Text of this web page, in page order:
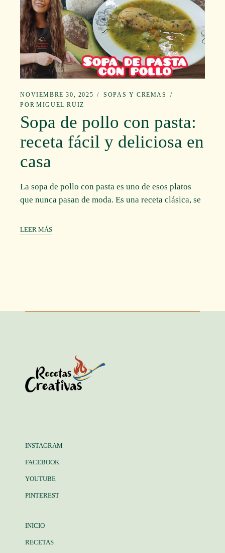
NOVIEMBRE 30, 2025
SOPAS Y CREMAS
POR MIGUEL RUIZ
Sopa de pollo con pasta:
receta fácil y deliciosa en
casa
La sopa de pollo con pasta es uno de esos platos
que nunca pasan de moda. Es una receta clásica, se
LEER MÁS
INSTAGRAM
FACEBOOK
YOUTUBE
PINTEREST
INICIO
RECETAS